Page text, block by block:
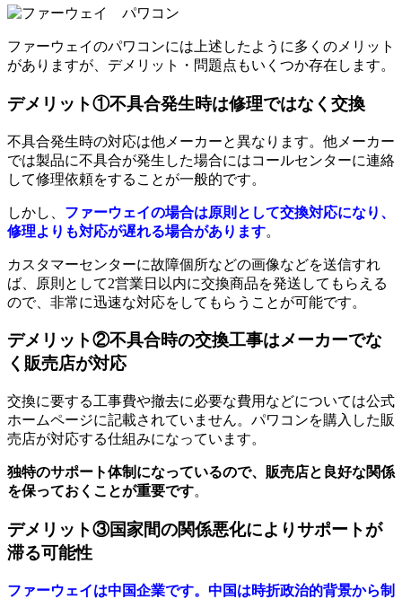
ファーウェイのパワコンには上述したように多くのメリット
がありますが、デメリット・問題点もいくつか存在します。
デメリット①不具合発生時は修理ではなく交換
不具合発生時の対応は他メーカーと異なります。他メーカー
では製品に不具合が発生した場合にはコールセンターに連絡
して修理依頼をすることが一般的です。
しかし、 ファーウェイの場合は原則として交換対応になり、
修理よりも対応が遅れる場合があります。
カスタマーセンターに故障個所などの画像などを送信すれ
ば、原則として2営業日以内に交換商品を発送してもらえる
ので、非常に迅速な対応をしてもらうことが可能です。
デメリット②不具合時の交換工事はメーカーでな
く販売店が対応
交換に要する工事費や撤去に必要な費用などについては公式
ホームページに記載されていません。パワコンを購入した販
売店が対応する仕組みになっています。
独特のサポート体制になっているので、販売店と良好な関係
を保っておくことが重要です。
デメリット③国家間の関係悪化によりサポートが
滞る可能性
ファーウェイは中国企業です。中国は時折政治的背景から制